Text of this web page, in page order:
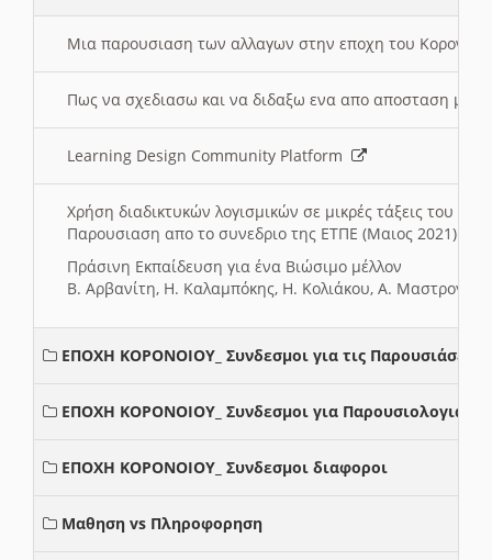
Μια παρουσιαση των αλλαγων στην εποχη του
Πως να σχεδιασω και να διδαξω ενα απο αποσταση
Learning Design Community Platform
Χρήση διαδικτυκών λογισμικών σε μικρές τάξεις του
Παρουσιαση απο το συνεδριο της ΕΤΠΕ (Μαιος 2021)
Πράσινη Εκπαίδευση για ένα Βιώσιμο μέλλον
Β. Αρβανίτη, Η. Καλαμπόκης, Η. Κολιάκου, Α.
ΕΠΟΧΗ ΚΟΡΟΝΟΙΟΥ_ Συνδεσμοι για τις Παρουσιάσεις
ΕΠΟΧΗ ΚΟΡΟΝΟΙΟΥ_ Συνδεσμοι για Παρουσιολογια
ΕΠΟΧΗ ΚΟΡΟΝΟΙΟΥ_ Συνδεσμοι διαφοροι
Μαθηση vs Πληροφορηση